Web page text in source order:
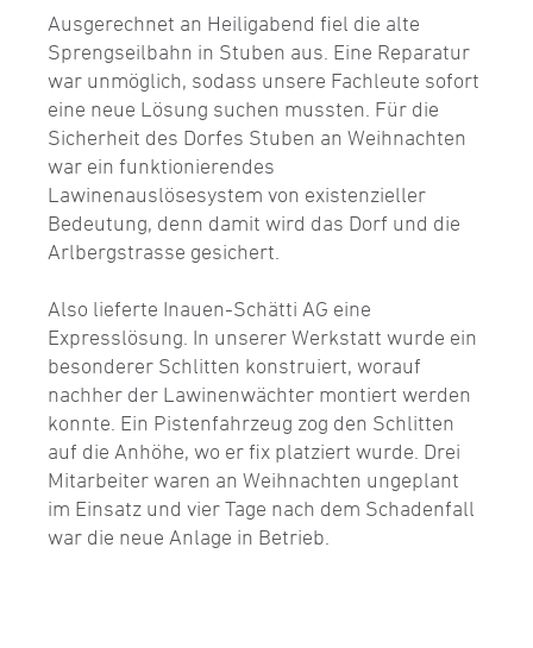
Ausgerechnet an Heiligabend fiel die alte
Sprengseilbahn in Stuben aus. Eine Reparatur
war unmöglich, sodass unsere Fachleute sofort
eine neue Lösung suchen mussten. Für die
Sicherheit des Dorfes Stuben an Weihnachten
war ein funktionierendes
Lawinenauslösesystem von existenzieller
Bedeutung, denn damit wird das Dorf und die
Arl­bergstrasse gesichert.
Also lieferte Inauen-Schätti AG eine
Expresslösung. In unserer Werkstatt wurde ein
besonderer Schlitten konstruiert, worauf
nachher der Lawinenwächter montiert werden
konnte. Ein Pistenfahrzeug zog den Schlitten
auf die Anhöhe, wo er fix platziert wurde. Drei
Mitarbeiter waren an Weihnachten ungeplant
im Einsatz und vier Tage nach dem Schadenfall
war die neue Anlage in Betrieb.